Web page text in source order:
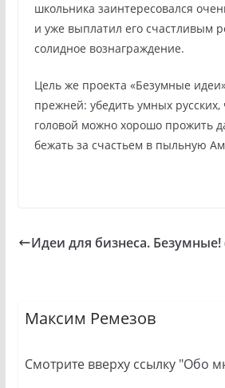
школьника заинтересовался
и уже выплатил его счастливым
солидное вознаграждение.
Цель же проекта «Безумные
прежней: убедить умных русских,
головой можно хорошо прожить
бежать за счастьем в пыльную
Идеи для бизнеса. Безумные!
Максим Ремезов
Смотрите вверху ссылку "Обо